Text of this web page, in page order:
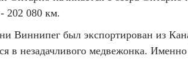
202 080 км.
Виннипег был экспортирован из
в незадачливого медвежонка.